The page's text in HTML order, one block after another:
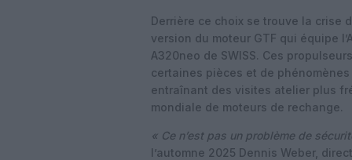
Derrière ce choix se trouve la crise
version du moteur GTF qui équipe
A320neo de SWISS. Ces
certaines pièces et de
entraînant des visites atelier plus
mondiale de moteurs de rechange.
« Ce n’est pas un problème de
l’automne 2025 Dennis Weber,